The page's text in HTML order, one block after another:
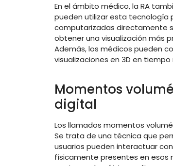
En el ámbito médico, la RA
pueden utilizar esta tecnología
computarizadas directamente
obtener una visualización más
Además, los médicos pueden
visualizaciones en 3D en tiempo
Momentos
digital
Los llamados momentos
Se trata de una técnica que
usuarios pueden interactuar
físicamente presentes en esos